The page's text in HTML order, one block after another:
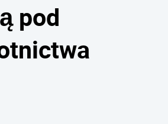
pod